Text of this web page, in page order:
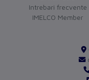
Intrebari frecvente
IMELCO Member